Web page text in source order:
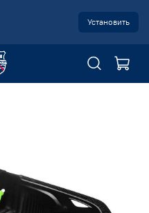
Установить